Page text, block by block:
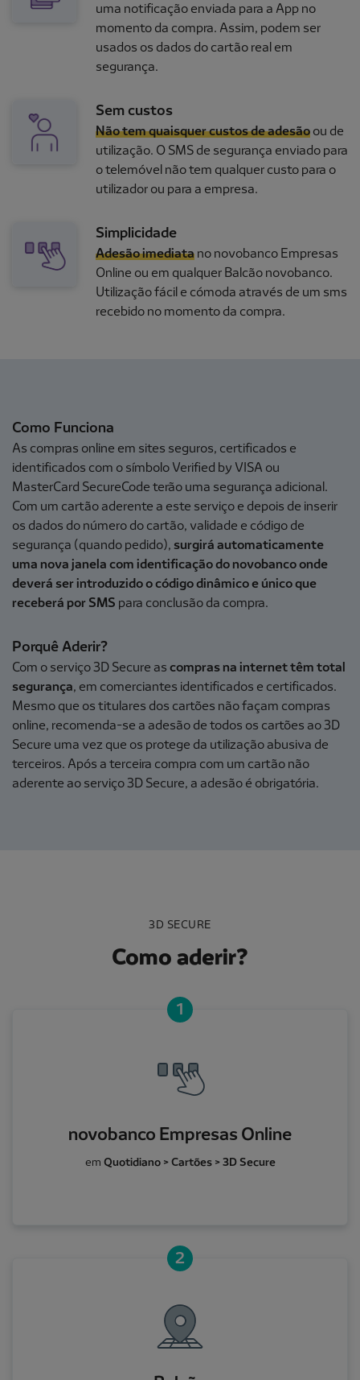
uma notificação enviada para a App no
momento da compra. Assim, podem ser
usados os dados do cartão real em
segurança.
Sem custos
Não tem quaisquer custos de adesão ou de
utilização. O SMS de segurança enviado para
o telemóvel não tem qualquer custo para o
utilizador ou para a empresa.
Simplicidade
Adesão imediata no novobanco Empresas
Online ou em qualquer Balcão novobanco.
Utilização fácil e cómoda através de um sms
recebido no momento da compra.
Como Funciona
As compras online em sites seguros, certificados e
identificados com o símbolo Verified by VISA ou
MasterCard SecureCode terão uma segurança adicional.
Com um cartão aderente a este serviço e depois de inserir
os dados do número do cartão, validade e código de
segurança (quando pedido), surgirá automaticamente
uma nova janela com identificação do novobanco onde
deverá ser introduzido o código dinâmico e único que
receberá por SMS para conclusão da compra.
Porquê Aderir?
Com o serviço 3D Secure as compras na internet têm total
segurança, em comerciantes identificados e certificados.
Mesmo que os titulares dos cartões não façam compras
online, recomenda-se a adesão de todos os cartões ao 3D
Secure uma vez que os protege da utilização abusiva de
terceiros. Após a terceira compra com um cartão não
aderente ao serviço 3D Secure, a adesão é obrigatória.
3D SECURE
Como aderir?
1
novobanco Empresas Online
em Quotidiano > Cartões > 3D Secure
2